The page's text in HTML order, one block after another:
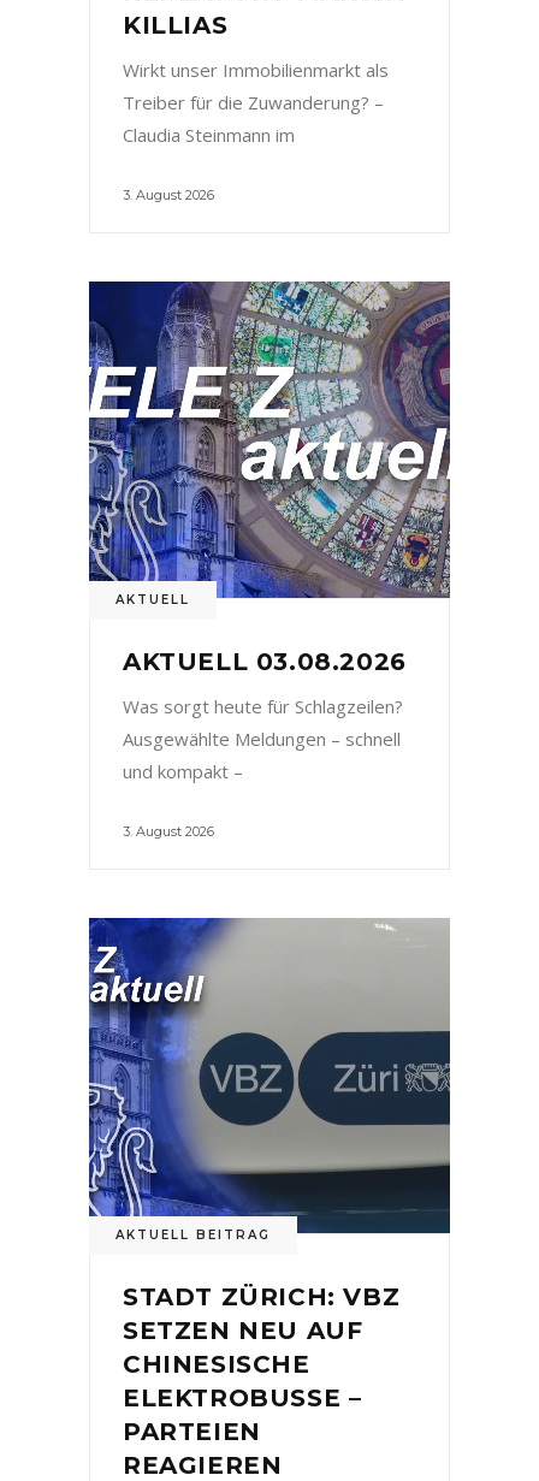
KILLIAS
Wirkt unser Immobilienmarkt als
Treiber für die Zuwanderung? –
Claudia Steinmann im
3. August 2026
AKTUELL
AKTUELL 03.08.2026
Was sorgt heute für Schlagzeilen?
Ausgewählte Meldungen – schnell
und kompakt –
3. August 2026
AKTUELL BEITRAG
STADT ZÜRICH: VBZ
SETZEN NEU AUF
CHINESISCHE
ELEKTROBUSSE –
PARTEIEN
REAGIEREN